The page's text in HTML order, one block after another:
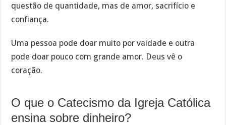
questão de quantidade, mas de amor, sacrifício e
confiança.
Uma pessoa pode doar muito por vaidade e outra
pode doar pouco com grande amor. Deus vê o
coração.
O que o Catecismo da Igreja Católica
ensina sobre dinheiro?